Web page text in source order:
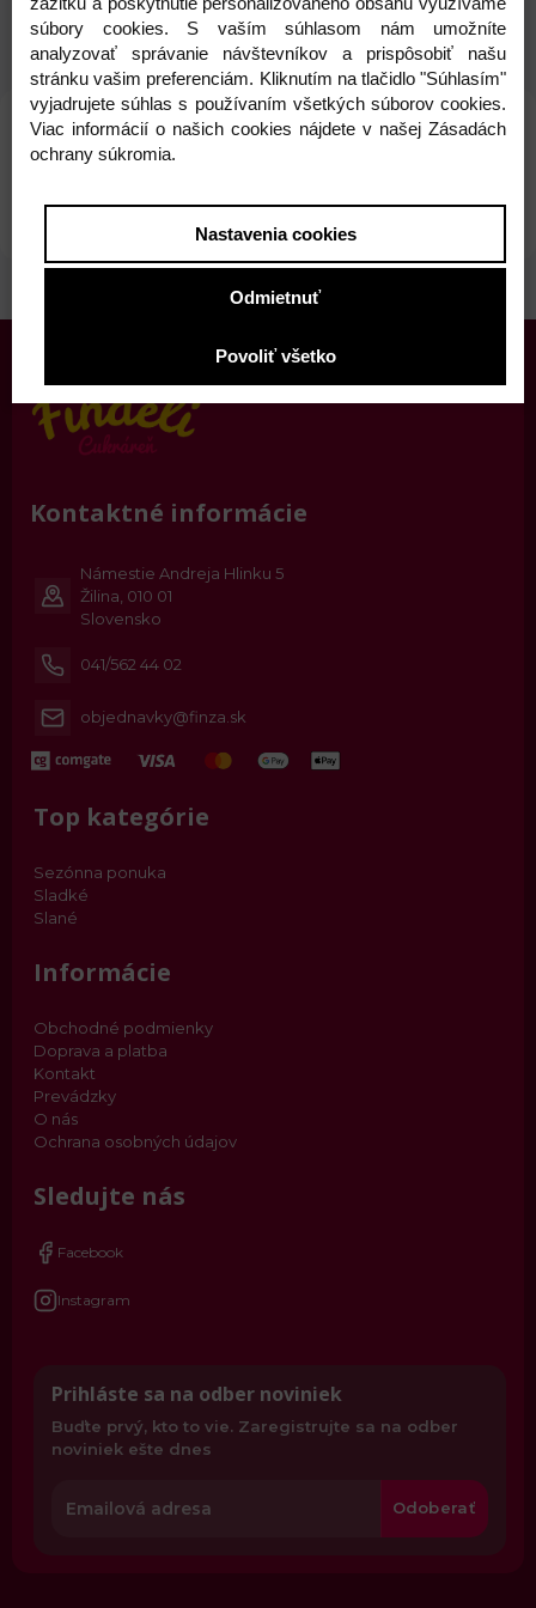
Parametre Komentáre
Kontaktné informácie
Námestie Andreja Hlinku 5
Žilina, 010 01
Slovensko
041/562 44 02
objednavky@finza.sk
Top kategórie
Sezónna ponuka
Sladké
Slané
Informácie
Obchodné podmienky
Doprava a platba
Kontakt
Prevádzky
O nás
Ochrana osobných údajov
Sledujte nás
Facebook
Instagram
Prihláste sa na odber noviniek
Buďte prvý, kto to vie. Zaregistrujte sa na odber
noviniek ešte dnes
Odoberať
súbory cookies. S vaším súhlasom nám umožníte
analyzovať správanie návštevníkov a prispôsobiť našu
stránku vašim preferenciám. Kliknutím na tlačidlo "Súhlasím"
vyjadrujete súhlas s používaním všetkých súborov cookies.
Viac informácií o našich cookies nájdete v našej Zásadách
ochrany súkromia.
Nastavenia cookies
Odmietnuť
Povoliť všetko